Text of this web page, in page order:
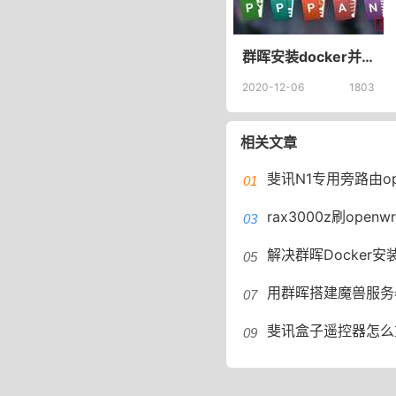
群晖安装docker并部署KMS激活服务器 openwrt kms怎么使用
2020-12-06 1803
相关文章
斐讯N1专用旁路由openwrt晶晨宝盒
rax3000z刷openwrt带istore商店
解决群晖Docker安装
用群晖搭建魔兽服务器：黑
斐讯盒子遥控器怎么重新配